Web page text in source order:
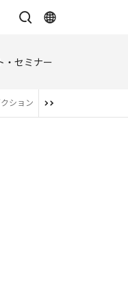
・セミナー
ション 関連商品・アライア